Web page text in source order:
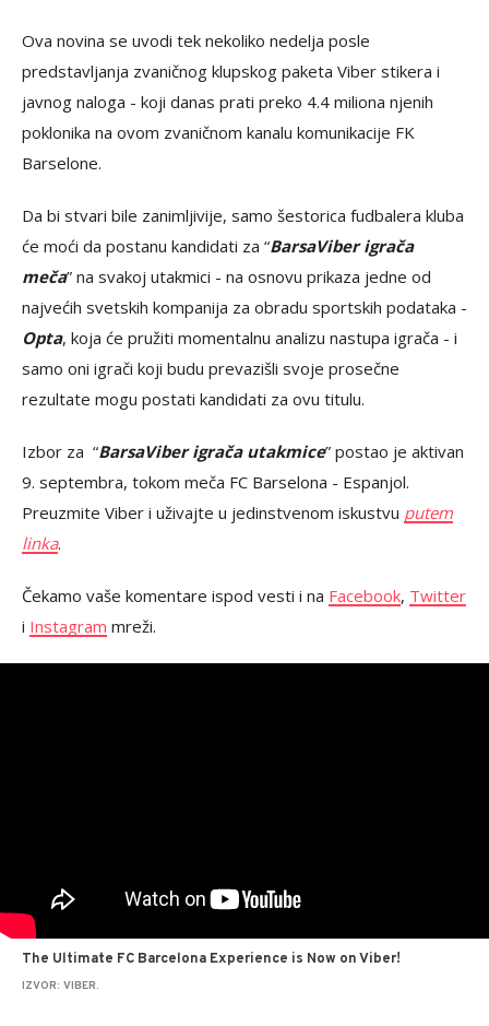
Ova novina se uvodi tek nekoliko nedelja posle
predstavljanja zvaničnog klupskog paketa Viber stikera i
javnog naloga - koji danas prati preko 4.4 miliona njenih
poklonika na ovom zvaničnom kanalu komunikacije FK
Barselone.
Da bi stvari bile zanimljivije, samo šestorica fudbalera kluba
će moći da postanu kandidati za “BarsaViber igrača
meča” na svakoj utakmici - na osnovu prikaza jedne od
najvećih svetskih kompanija za obradu sportskih podataka -
Opta, koja će pružiti momentalnu analizu nastupa igrača - i
samo oni igrači koji budu prevazišli svoje prosečne
rezultate mogu postati kandidati za ovu titulu.
Izbor za “BarsaViber igrača utakmice” postao je aktivan
9. septembra, tokom meča FC Barselona - Espanjol.
Preuzmite Viber i uživajte u jedinstvenom iskustvu putem
linka.
Čekamo vaše komentare ispod vesti i na Facebook, Twitter
i Instagram mreži.
The Ultimate FC Barcelona Experience is Now on Viber!
IZVOR: VIBER.